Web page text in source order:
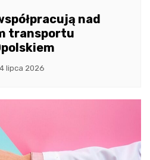
nad
transportu
lipca 2026